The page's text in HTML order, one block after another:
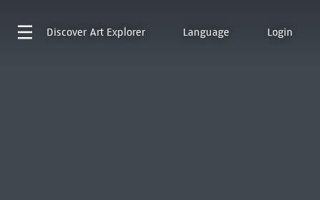
Discover Art Explorer Language Login